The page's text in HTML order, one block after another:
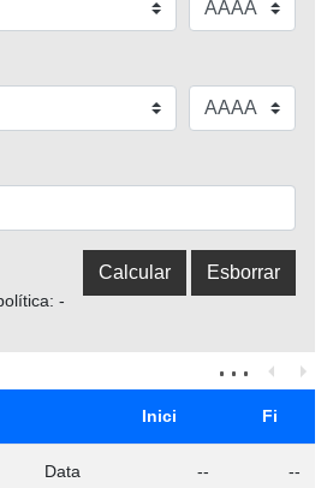
Data d'últim canvi de política: -
Inici Fi
Data -- --